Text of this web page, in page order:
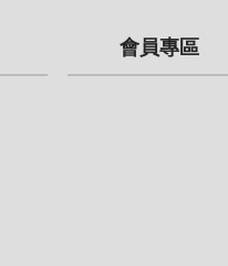
會員專區